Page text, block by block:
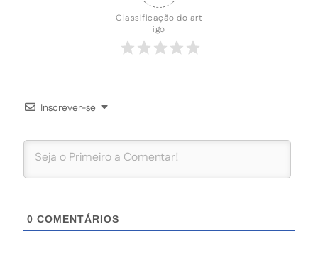
Classificação do art
igo
Inscrever-se
0 COMENTÁRIOS